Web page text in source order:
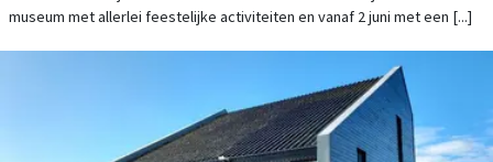
MUSEUMDORP
museum met allerlei feestelijke activiteiten en vanaf 2 juni met een [...]